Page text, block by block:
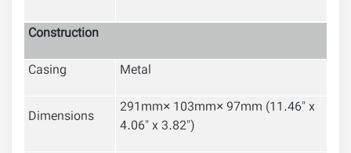
Construction
Casing
Metal
Dimensions
291mm× 103mm× 97mm (11.46" x
4.06" x 3.82")